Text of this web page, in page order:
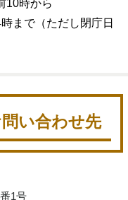
10時から
まで（ただし閉庁日
い合わせ先
1号